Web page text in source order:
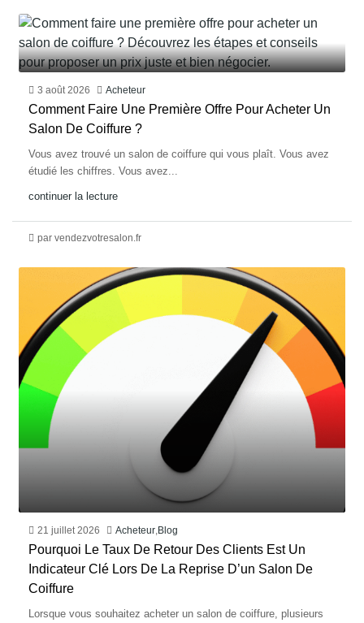
3 août 2026 Acheteur
Comment Faire Une Première Offre Pour Acheter Un
Salon De Coiffure ?
Vous avez trouvé un salon de coiffure qui vous plaît. Vous avez
étudié les chiffres. Vous avez...
continuer la lecture
par vendezvotresalon.fr
21 juillet 2026 Acheteur Blog
Pourquoi Le Taux De Retour Des Clients Est Un
Indicateur Clé Lors De La Reprise D’un Salon De
Coiffure
Lorsque vous souhaitez acheter un salon de coiffure, plusieurs